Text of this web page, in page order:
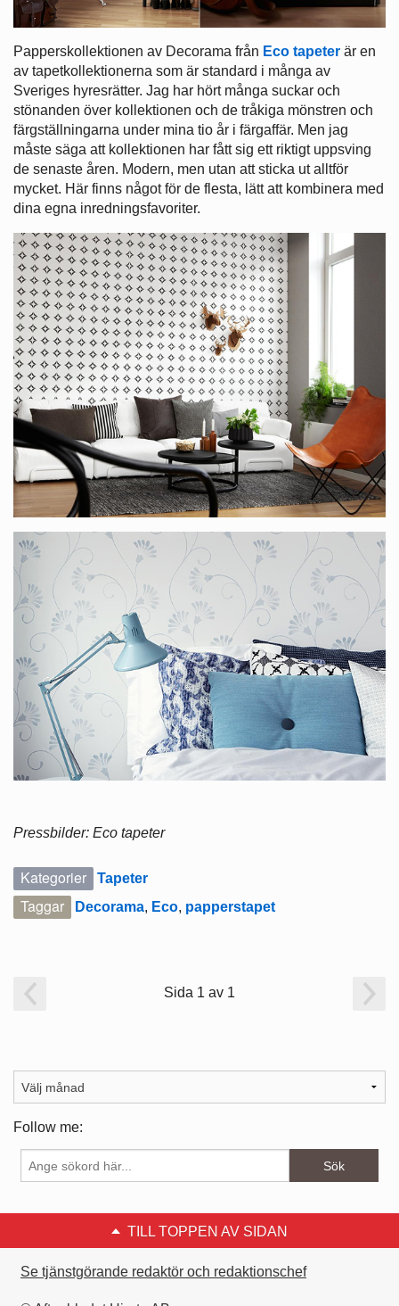
Papperskollektionen av Decorama från Eco tapeter är en
av tapetkollektionerna som är standard i många av
Sveriges hyresrätter. Jag har hört många suckar och
stönanden över kollektionen och de tråkiga mönstren och
färgställningarna under mina tio år i färgaffär. Men jag
måste säga att kollektionen har fått sig ett riktigt uppsving
de senaste åren. Modern, men utan att sticka ut alltför
mycket. Här finns något för de flesta, lätt att kombinera med
dina egna inredningsfavoriter.
Pressbilder: Eco tapeter
Kategorier Tapeter
Taggar Decorama, Eco, papperstapet
Sida 1 av 1
Follow me:
TILL TOPPEN AV SIDAN
Se tjänstgörande redaktör och redaktionschef